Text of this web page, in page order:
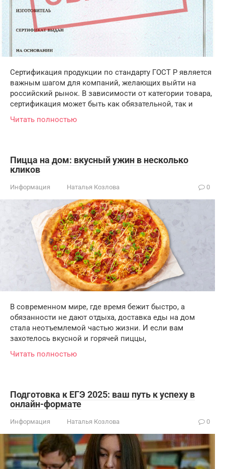
Сертификация продукции по стандарту ГОСТ Р является
важным шагом для компаний, желающих выйти на
российский рынок. В зависимости от категории товара,
сертификация может быть как обязательной, так и
Читать полностью
Пицца на дом: вкусный ужин в несколько
кликов
Информация Наталья Козлова 0
В современном мире, где время бежит быстро, а
обязанности не дают отдыха, доставка еды на дом
стала неотъемлемой частью жизни. И если вам
захотелось вкусной и горячей пиццы,
Читать полностью
Подготовка к ЕГЭ 2025: ваш путь к успеху в
онлайн-формате
Информация Наталья Козлова 0